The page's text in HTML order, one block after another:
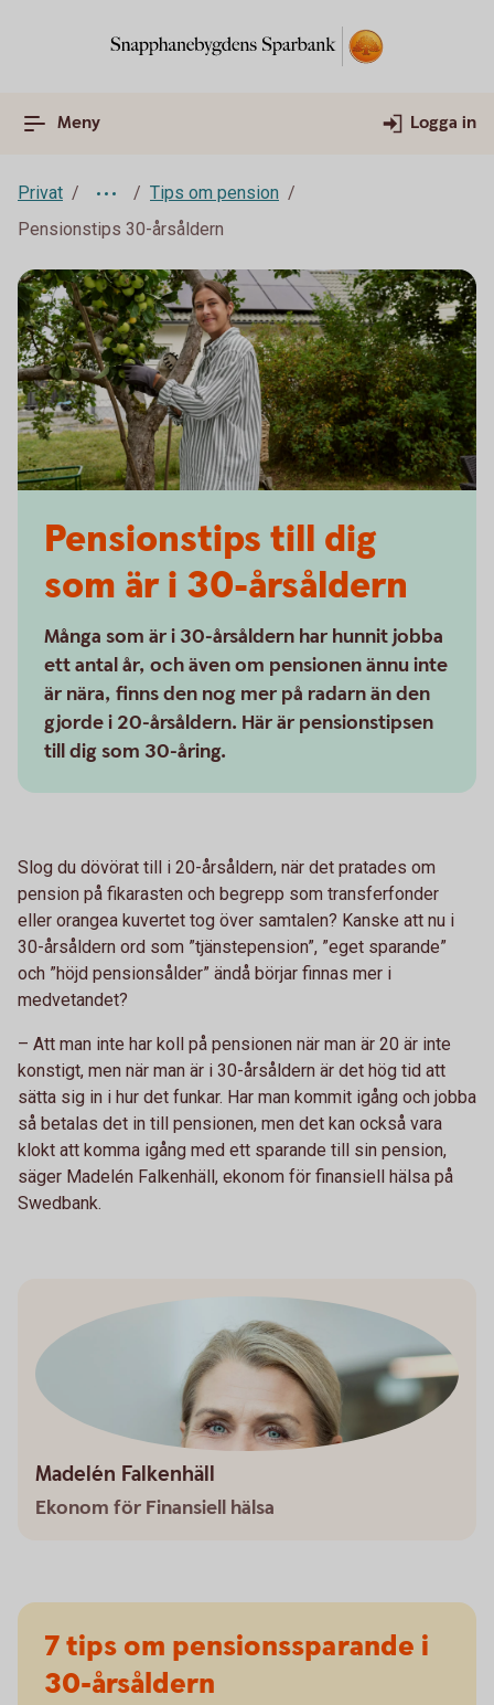
Meny Logga in
Privat
Tips om pension
Pensionstips 30-årsåldern
Pensionstips till dig
som är i 30-årsåldern
Många som är i 30-årsåldern har hunnit jobba
ett antal år, och även om pensionen ännu inte
är nära, finns den nog mer på radarn än den
gjorde i 20-årsåldern. Här är pensionstipsen
till dig som 30-åring.
Slog du dövörat till i 20-årsåldern, när det pratades om
pension på fikarasten och begrepp som transferfonder
eller orangea kuvertet tog över samtalen? Kanske att nu i
30-årsåldern ord som ”tjänstepension”, ”eget sparande”
och ”höjd pensionsålder” ändå börjar finnas mer i
medvetandet?
– Att man inte har koll på pensionen när man är 20 är inte
konstigt, men när man är i 30-årsåldern är det hög tid att
sätta sig in i hur det funkar. Har man kommit igång och jobba
så betalas det in till pensionen, men det kan också vara
klokt att komma igång med ett sparande till sin pension,
säger Madelén Falkenhäll, ekonom för finansiell hälsa på
Swedbank.
Madelén Falkenhäll
Ekonom för Finansiell hälsa
7 tips om pensionssparande i
30-årsåldern